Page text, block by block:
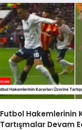
Futbol Hakemlerinin
Tartışmalar Devam